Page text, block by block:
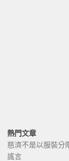
熱門文章
慈濟不是以服裝分
謠言